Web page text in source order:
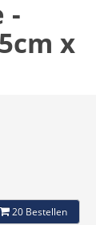
-
x
20 Bestellen